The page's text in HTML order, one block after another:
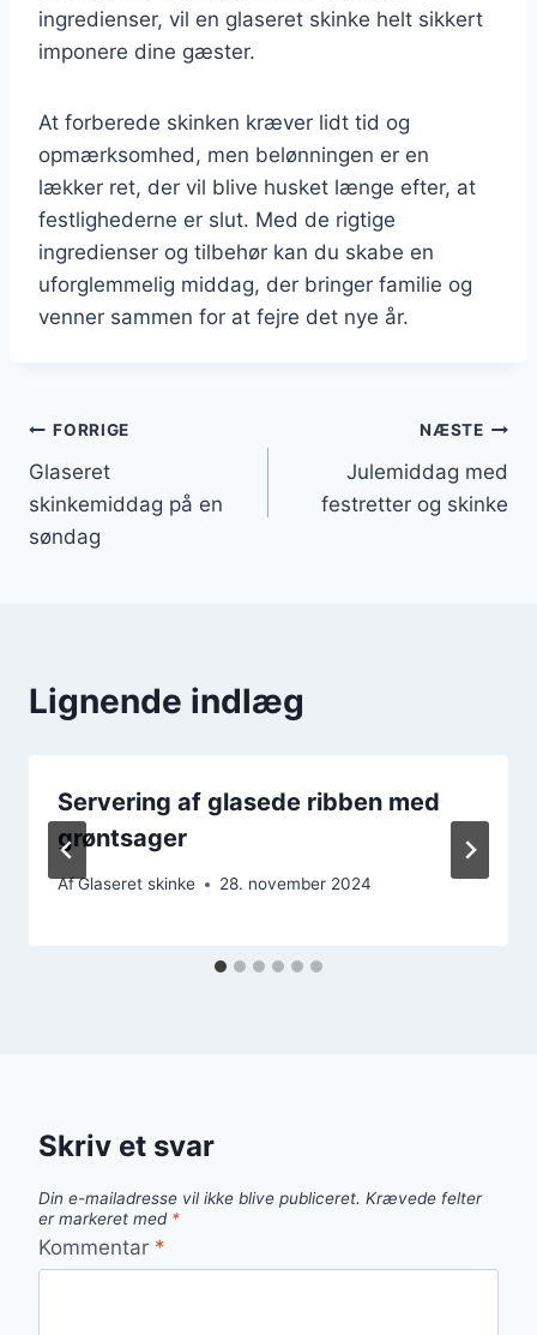
ingredienser, vil en glaseret skinke helt sikkert
imponere dine gæster.
At forberede skinken kræver lidt tid og
opmærksomhed, men belønningen er en
lækker ret, der vil blive husket længe efter, at
festlighederne er slut. Med de rigtige
ingredienser og tilbehør kan du skabe en
uforglemmelig middag, der bringer familie og
venner sammen for at fejre det nye år.
Indlægsnavigation
FORRIGE
Glaseret
skinkemiddag på en
søndag
NÆSTE
Julemiddag med
festretter og skinke
Lignende indlæg
Servering af glasede ribben med
grøntsager
AfGlaseret skinke 28. november 2024
Skriv et svar
Din e-mailadresse vil ikke blive publiceret. Krævede felter
er markeret med *
Kommentar *